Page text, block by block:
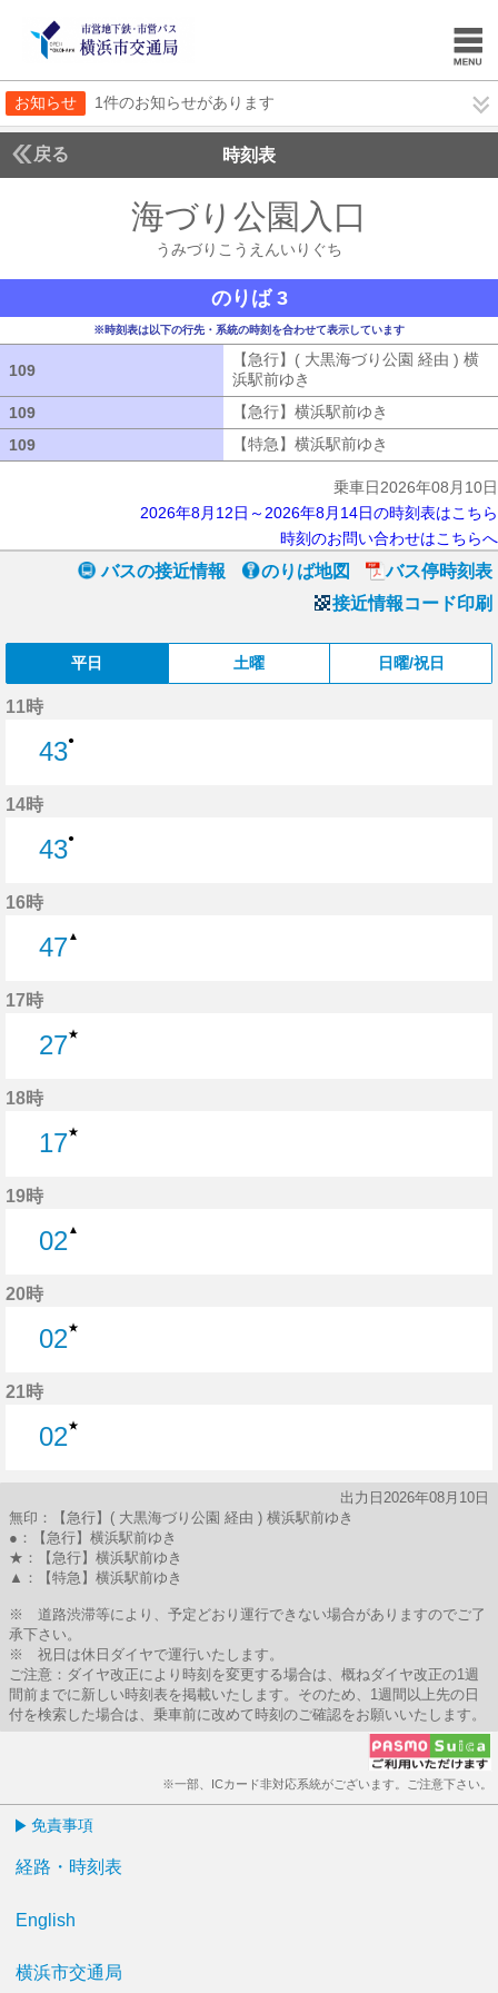
お知らせ 1件のお知らせがあります
戻る 時刻表
海づり公園入口
うみづりこうえんいりぐち
のりば 3
※時刻表は以下の行先・系統の時刻を合わせて表示しています
109
【急行】( 大黒海づり公園 経由 ) 横
浜駅前ゆき
109
【急行】横浜駅前ゆき
109
【特急】横浜駅前ゆき
乗車日2026年08月10日
2026年8月12日～2026年8月14日の時刻表はこちら
時刻のお問い合わせはこちらへ
バスの接近情報 のりば地図
バス停時刻表
接近情報コード印刷
平日 土曜 日曜/祝日
11時
43●
14時
43●
16時
47▲
17時
27★
18時
17★
19時
02▲
20時
02★
21時
02★
出力日2026年08月10日
無印：【急行】( 大黒海づり公園 経由 ) 横浜駅前ゆき
●：【急行】横浜駅前ゆき
★：【急行】横浜駅前ゆき
▲：【特急】横浜駅前ゆき
※ 道路渋滞等により、予定どおり運行できない場合がありますのでご了
承下さい。
※ 祝日は休日ダイヤで運行いたします。
ご注意：ダイヤ改正により時刻を変更する場合は、概ねダイヤ改正の1週
間前までに新しい時刻表を掲載いたします。そのため、1週間以上先の日
付を検索した場合は、乗車前に改めて時刻のご確認をお願いいたします。
※一部、ICカード非対応系統がございます。ご注意下さい。
免責事項
経路・時刻表
English
横浜市交通局